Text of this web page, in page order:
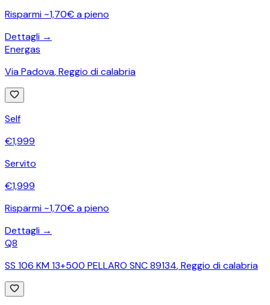
Risparmi ~1,70€ a pieno
Dettagli →
Energas
Via Padova,Reggio di calabria
Self
€1,999
Servito
€1,999
Risparmi ~1,70€ a pieno
Dettagli →
Q8
SS 106 KM 13+500 PELLARO SNC 89134,Reggio di calabria